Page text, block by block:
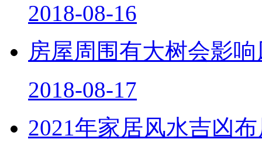
2018-08-16
房屋周围有大树会影
2018-08-17
2021年家居风水吉凶